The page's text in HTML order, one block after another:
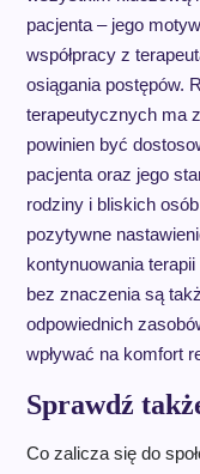
pacjenta – jego
współpracy z
osiągania postępów.
terapeutycznych ma
powinien być
pacjenta oraz jego
rodziny i bliskich
pozytywne
kontynuowania
bez znaczenia są
odpowiednich
wpływać na komfort
Sprawdź
Co zalicza się do